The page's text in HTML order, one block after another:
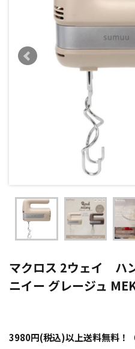
マクロス 2ウェイ ハ
ニイー グレージュ
3980円(税込)以上送料無料！